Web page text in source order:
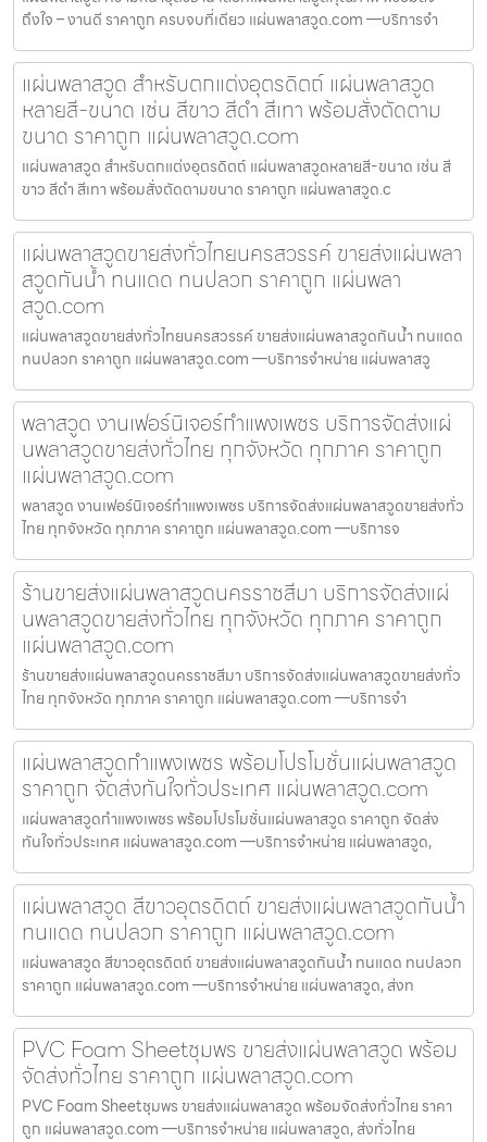
ถึงใจ – งานดี ราคาถูก ครบจบที่เดียว แผ่นพลาสวูด.com —บริการจำ
แผ่นพลาสวูด สำหรับตกแต่งอุตรดิตถ์ แผ่นพลาสวูด
หลายสี-ขนาด เช่น สีขาว สีดำ สีเทา พร้อมสั่งตัดตาม
ขนาด ราคาถูก แผ่นพลาสวูด.com
แผ่นพลาสวูด สำหรับตกแต่งอุตรดิตถ์ แผ่นพลาสวูดหลายสี-ขนาด เช่น สี
ขาว สีดำ สีเทา พร้อมสั่งตัดตามขนาด ราคาถูก แผ่นพลาสวูด.c
แผ่นพลาสวูดขายส่งทั่วไทยนครสวรรค์ ขายส่งแผ่นพลา
สวูดกันน้ำ ทนแดด ทนปลวก ราคาถูก แผ่นพลา
สวูด.com
แผ่นพลาสวูดขายส่งทั่วไทยนครสวรรค์ ขายส่งแผ่นพลาสวูดกันน้ำ ทนแดด
ทนปลวก ราคาถูก แผ่นพลาสวูด.com —บริการจำหน่าย แผ่นพลาสวู
พลาสวูด งานเฟอร์นิเจอร์กำแพงเพชร บริการจัดส่งแผ่
นพลาสวูดขายส่งทั่วไทย ทุกจังหวัด ทุกภาค ราคาถูก
แผ่นพลาสวูด.com
พลาสวูด งานเฟอร์นิเจอร์กำแพงเพชร บริการจัดส่งแผ่นพลาสวูดขายส่งทั่ว
ไทย ทุกจังหวัด ทุกภาค ราคาถูก แผ่นพลาสวูด.com —บริการจ
ร้านขายส่งแผ่นพลาสวูดนครราชสีมา บริการจัดส่งแผ่
นพลาสวูดขายส่งทั่วไทย ทุกจังหวัด ทุกภาค ราคาถูก
แผ่นพลาสวูด.com
ร้านขายส่งแผ่นพลาสวูดนครราชสีมา บริการจัดส่งแผ่นพลาสวูดขายส่งทั่ว
ไทย ทุกจังหวัด ทุกภาค ราคาถูก แผ่นพลาสวูด.com —บริการจำ
แผ่นพลาสวูดกำแพงเพชร พร้อมโปรโมชั่นแผ่นพลาสวูด
ราคาถูก จัดส่งทันใจทั่วประเทศ แผ่นพลาสวูด.com
แผ่นพลาสวูดกำแพงเพชร พร้อมโปรโมชั่นแผ่นพลาสวูด ราคาถูก จัดส่ง
ทันใจทั่วประเทศ แผ่นพลาสวูด.com —บริการจำหน่าย แผ่นพลาสวูด,
แผ่นพลาสวูด สีขาวอุตรดิตถ์ ขายส่งแผ่นพลาสวูดกันน้ำ
ทนแดด ทนปลวก ราคาถูก แผ่นพลาสวูด.com
แผ่นพลาสวูด สีขาวอุตรดิตถ์ ขายส่งแผ่นพลาสวูดกันน้ำ ทนแดด ทนปลวก
ราคาถูก แผ่นพลาสวูด.com —บริการจำหน่าย แผ่นพลาสวูด, ส่งท
PVC Foam Sheetชุมพร ขายส่งแผ่นพลาสวูด พร้อม
จัดส่งทั่วไทย ราคาถูก แผ่นพลาสวูด.com
PVC Foam Sheetชุมพร ขายส่งแผ่นพลาสวูด พร้อมจัดส่งทั่วไทย ราคา
ถูก แผ่นพลาสวูด.com —บริการจำหน่าย แผ่นพลาสวูด, ส่งทั่วไทย